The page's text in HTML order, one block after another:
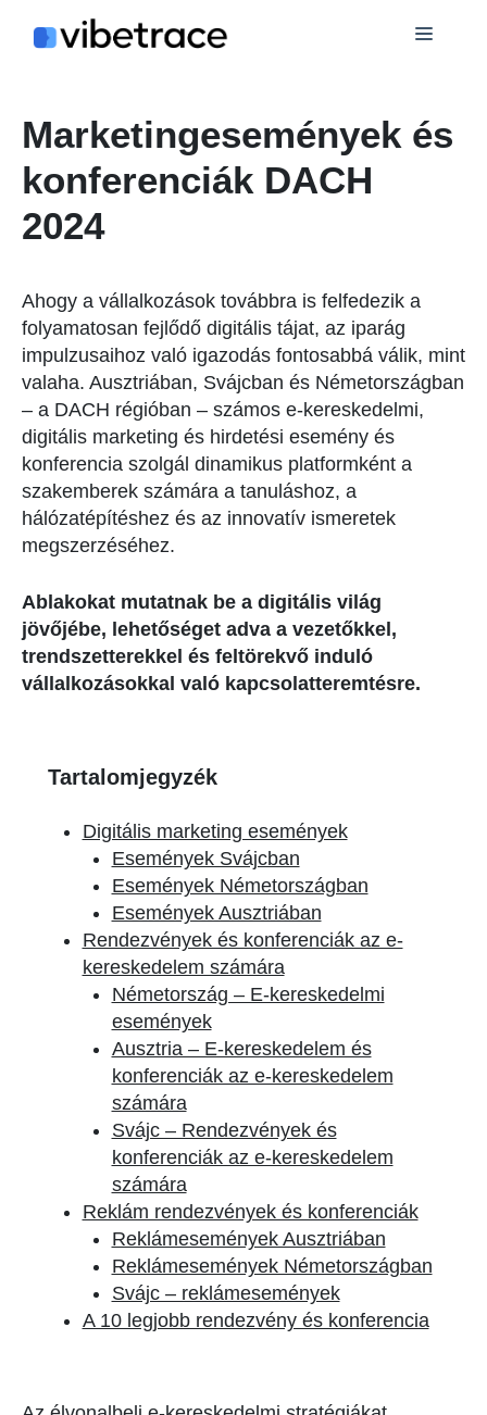
Menü
Marketingesemények és
konferenciák DACH
2024
Ahogy a vállalkozások továbbra is felfedezik a
folyamatosan fejlődő digitális tájat, az iparág
impulzusaihoz való igazodás fontosabbá válik, mint
valaha. Ausztriában, Svájcban és Németországban
– a DACH régióban – számos e-kereskedelmi,
digitális marketing és hirdetési esemény és
konferencia szolgál dinamikus platformként a
szakemberek számára a tanuláshoz, a
hálózatépítéshez és az innovatív ismeretek
megszerzéséhez.
Ablakokat mutatnak be a digitális világ
jövőjébe, lehetőséget adva a vezetőkkel,
trendszetterekkel és feltörekvő induló
vállalkozásokkal való kapcsolatteremtésre.
Tartalomjegyzék
Digitális marketing események
Események Svájcban
Események Németországban
Események Ausztriában
Rendezvények és konferenciák az e-
kereskedelem számára
Németország – E-kereskedelmi
események
Ausztria – E-kereskedelem és
konferenciák az e-kereskedelem
számára
Svájc – Rendezvények és
konferenciák az e-kereskedelem
számára
Reklám rendezvények és konferenciák
Reklámesemények Ausztriában
Reklámesemények Németországban
Svájc – reklámesemények
A 10 legjobb rendezvény és konferencia